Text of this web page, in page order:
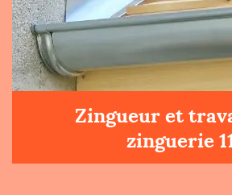
Zingueur et
zinguerie